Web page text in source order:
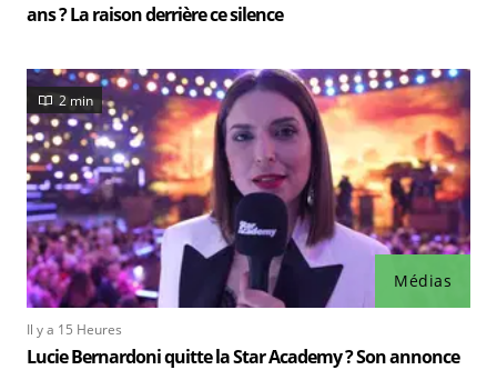
ans ? La raison derrière ce silence
Médias
2 min
Il y a 15 Heures
Lucie Bernardoni quitte la Star Academy ? Son annonce